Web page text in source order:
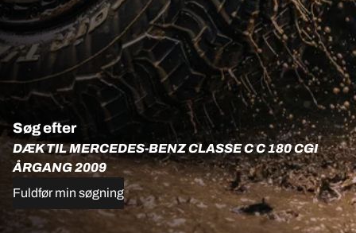
Søg efter
DÆK TIL MERCEDES-BENZ CLASSE C C 180 CGI
ÅRGANG 2009
Fuldfør min søgning